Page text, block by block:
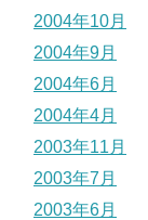
2004年10月
2004年9月
2004年6月
2004年4月
2003年11月
2003年7月
2003年6月